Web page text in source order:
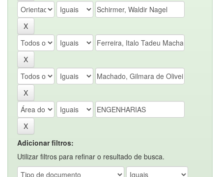
Adicionar filtros:
Utilizar filtros para refinar o resultado de busca.